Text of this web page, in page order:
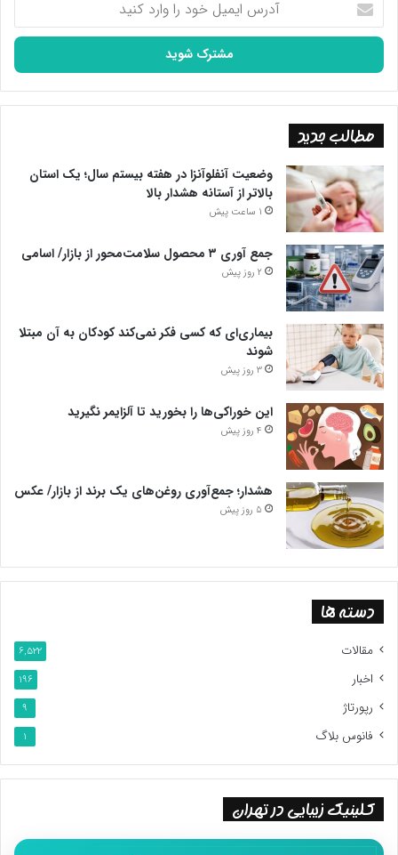
ایمیل
خود
وارد
کنید
مطالب جدید
وضعیت آنفلوآنزا در هفته بیستم سال؛ یک استان
بالاتر از آستانه هشدار بالا
1 ساعت پیش
جمع آوری ۳ محصول سلامت‌محور از بازار/ اسامی
2 روز پیش
بیماری‌ای که کسی فکر نمی‌کند کودکان به آن مبتلا
شوند
3 روز پیش
این خوراکی‌ها را بخورید تا آلزایمر نگیرید
4 روز پیش
هشدار؛ جمع‌آوری روغن‌های یک برند از بازار/ عکس
5 روز پیش
دسته ها
مقالات 6,522
اخبار 196
رپورتاژ 9
فانوس بلاگ 1
کلینیک زیبایی در تهران